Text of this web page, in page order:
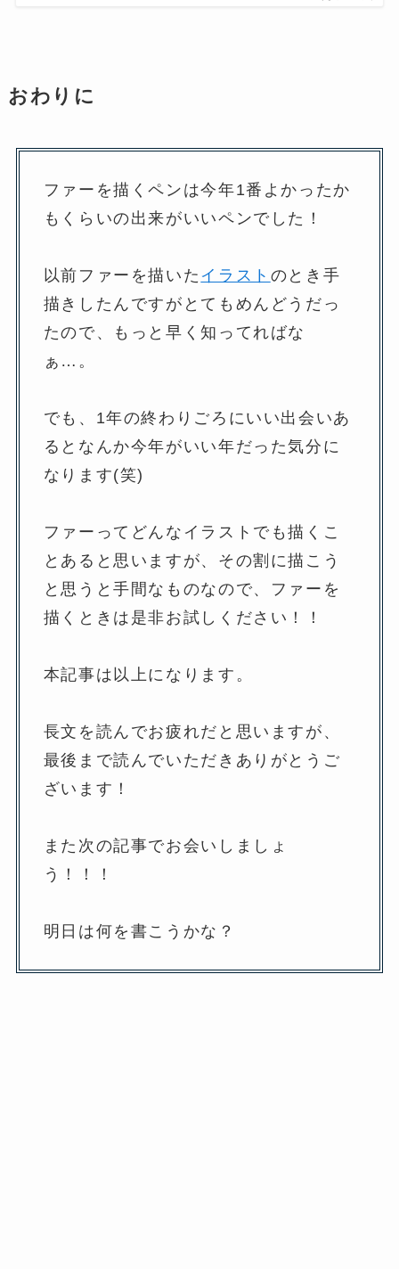
おわりに
ファーを描くペンは今年1番よかったか
もくらいの出来がいいペンでした！
以前ファーを描いた イラスト のとき手
描きしたんですがとてもめんどうだっ
たので、もっと早く知ってればな
ぁ…。
でも、1年の終わりごろにいい出会いあ
るとなんか今年がいい年だった気分に
なります(笑)
ファーってどんなイラストでも描くこ
とあると思いますが、その割に描こう
と思うと手間なものなので、ファーを
描くときは是非お試しください！！
本記事は以上になります。
長文を読んでお疲れだと思いますが、
最後まで読んでいただきありがとうご
ざいます！
また次の記事でお会いしましょ
う！！！
明日は何を書こうかな？